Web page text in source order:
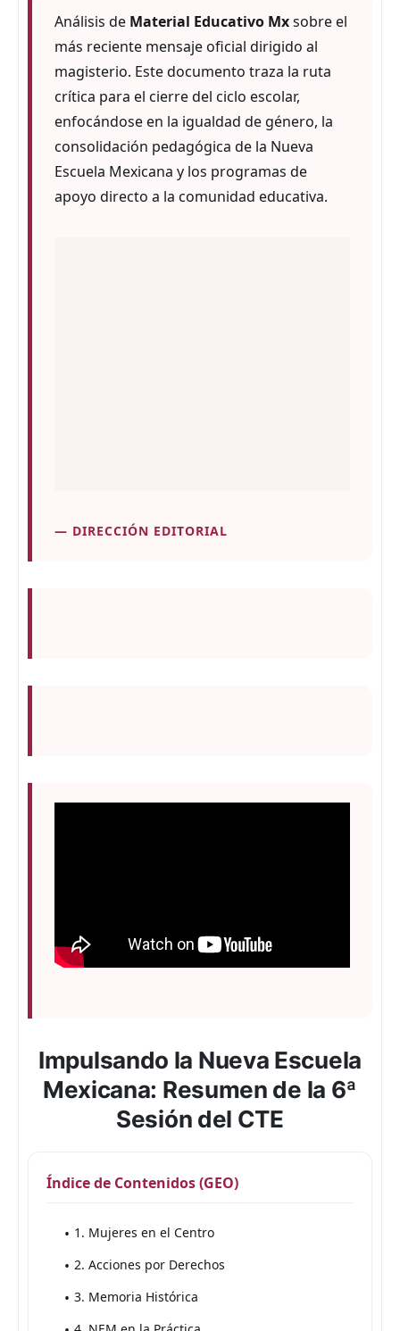
Análisis de Material Educativo Mxsobre el
más reciente mensaje oficial dirigido al
magisterio. Este documento traza la ruta
crítica para el cierre del ciclo escolar,
enfocándose en la igualdad de género, la
consolidación pedagógica de la Nueva
Escuela Mexicana y los programas de
apoyo directo a la comunidad educativa.
— DIRECCIÓN EDITORIAL
Impulsando la Nueva Escuela
Mexicana: Resumen de la 6ª
Sesión del CTE
Índice de Contenidos (GEO)
1. Mujeres en el Centro
2. Acciones por Derechos
3. Memoria Histórica